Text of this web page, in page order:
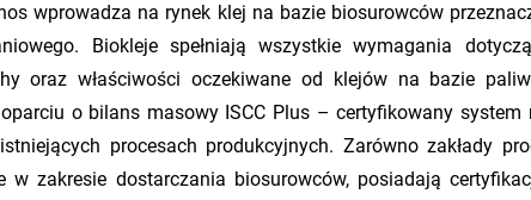
wprowadza na rynek klej na bazie biosurowców
Biokleje spełniają wszystkie wymagania
oraz właściwości oczekiwane od klejów na bazie
o bilans masowy ISCC Plus – certyfikowany system
procesach produkcyjnych. Zarówno zakłady
w zakresie dostarczania biosurowców, posiadają